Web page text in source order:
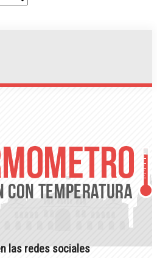
las redes sociales